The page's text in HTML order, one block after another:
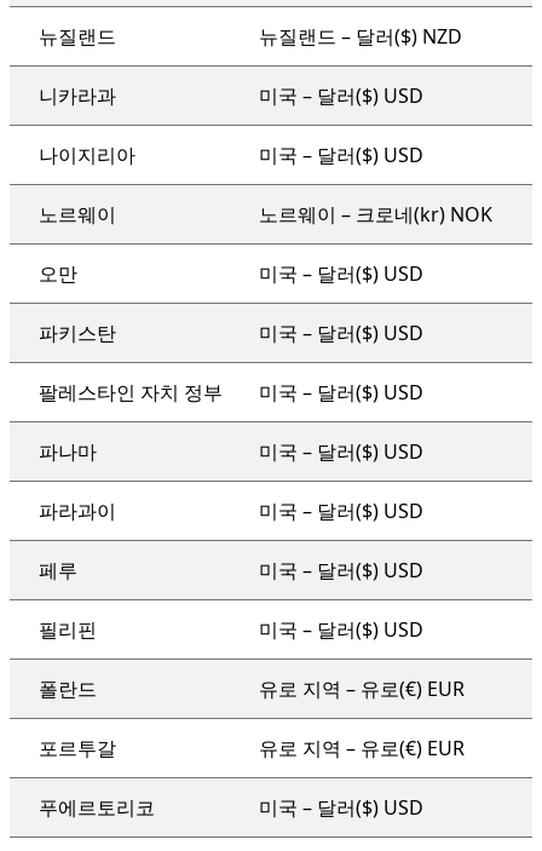
뉴질랜드 뉴질랜드 – 달러($) NZD
니카라과 미국 – 달러($) USD
나이지리아 미국 – 달러($) USD
노르웨이 노르웨이 – 크로네(kr) NOK
오만 미국 – 달러($) USD
파키스탄 미국 – 달러($) USD
팔레스타인 자치 정부 미국 – 달러($) USD
파나마 미국 – 달러($) USD
파라과이 미국 – 달러($) USD
페루 미국 – 달러($) USD
필리핀 미국 – 달러($) USD
폴란드 유로 지역 – 유로(€) EUR
포르투갈 유로 지역 – 유로(€) EUR
푸에르토리코 미국 – 달러($) USD